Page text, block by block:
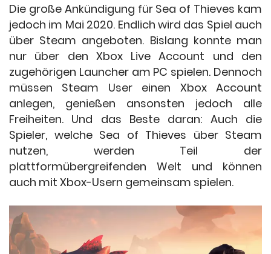
Die große Ankündigung für Sea of Thieves kam
jedoch im Mai 2020. Endlich wird das Spiel auch
über Steam angeboten. Bislang konnte man
nur über den Xbox Live Account und den
zugehörigen Launcher am PC spielen. Dennoch
müssen Steam User einen Xbox Account
anlegen, genießen ansonsten jedoch alle
Freiheiten. Und das Beste daran: Auch die
Spieler, welche Sea of Thieves über Steam
nutzen, werden Teil der
plattformübergreifenden Welt und können
auch mit Xbox-Usern gemeinsam spielen.